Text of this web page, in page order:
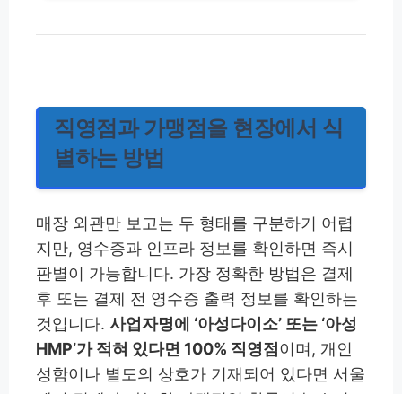
직영점과 가맹점을 현장에서 식
별하는 방법
매장 외관만 보고는 두 형태를 구분하기 어렵
지만, 영수증과 인프라 정보를 확인하면 즉시
판별이 가능합니다. 가장 정확한 방법은 결제
후 또는 결제 전 영수증 출력 정보를 확인하는
것입니다. 사업자명에 ‘아성다이소’ 또는 ‘아성
HMP’가 적혀 있다면 100% 직영점 이며, 개인
성함이나 별도의 상호가 기재되어 있다면 서울